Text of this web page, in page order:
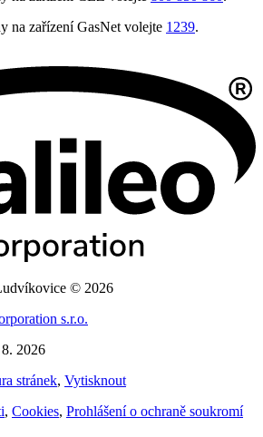
na zařízení GasNet volejte 1239.
© 2026
s.r.o.
2026
stránek, Vytisknout
, Cookies, Prohlášení o ochraně soukromí